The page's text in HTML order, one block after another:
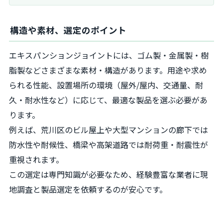
構造や素材、選定のポイント
エキスパンションジョイントには、ゴム製・金属製・樹
脂製などさまざまな素材・構造があります。用途や求め
られる性能、設置場所の環境（屋外/屋内、交通量、耐
久・耐水性など）に応じて、最適な製品を選ぶ必要があ
ります。
例えば、荒川区のビル屋上や大型マンションの廊下では
防水性や耐候性、橋梁や高架道路では耐荷重・耐震性が
重視されます。
この選定は専門知識が必要なため、経験豊富な業者に現
地調査と製品選定を依頼するのが安心です。